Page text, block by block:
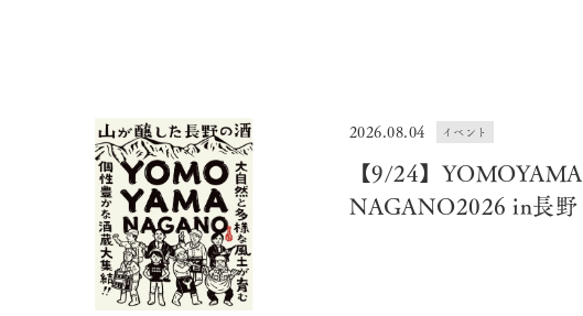
2026.08.04 イベント
【9/24】YOMOYAMA
NAGANO2026 in長野